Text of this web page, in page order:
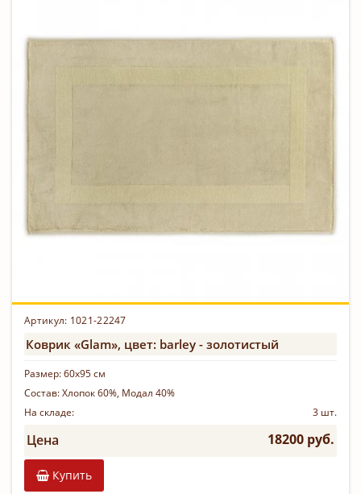
Артикул: 1021-22247
Коврик «Glam», цвет: barley - золотистый
Размер:60х95 см
Состав:Хлопок 60%, Модал 40%
На складе:
3 шт.
Цена 18200 руб.
Купить